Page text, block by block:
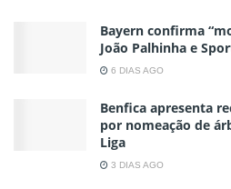
Bayern confirma
João Palhinha e
6 DIAS AGO
Benfica apresenta
por nomeação de
Liga
3 DIAS AGO